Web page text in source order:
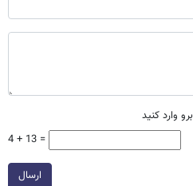
وارد کنید
4 + 13 =
ارسال